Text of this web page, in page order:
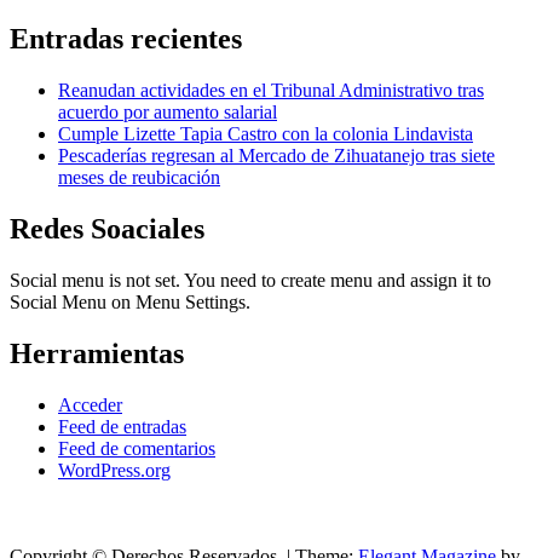
Entradas recientes
Reanudan actividades en el Tribunal Administrativo tras
acuerdo por aumento salarial
Cumple Lizette Tapia Castro con la colonia Lindavista
Pescaderías regresan al Mercado de Zihuatanejo tras siete
meses de reubicación
Redes Soaciales
Social menu is not set. You need to create menu and assign it to
Social Menu on Menu Settings.
Herramientas
Acceder
Feed de entradas
Feed de comentarios
WordPress.org